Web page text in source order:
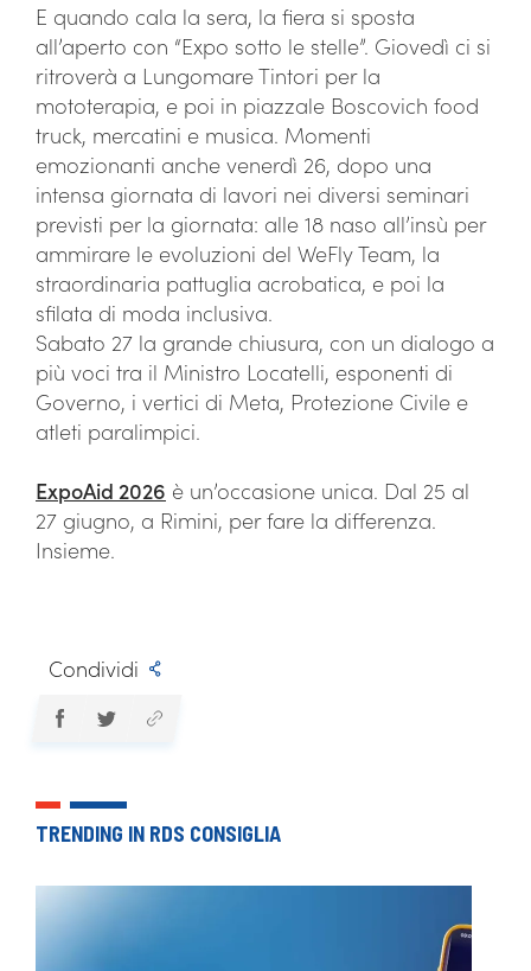
E quando cala la sera, la fiera si sposta
all’aperto con “Expo sotto le stelle”. Giovedì ci si
ritroverà a Lungomare Tintori per la
mototerapia, e poi in piazzale Boscovich food
truck, mercatini e musica. Momenti
emozionanti anche venerdì 26, dopo una
intensa giornata di lavori nei diversi seminari
previsti per la giornata: alle 18 naso all’insù per
ammirare le evoluzioni del WeFly Team, la
straordinaria pattuglia acrobatica, e poi la
sfilata di moda inclusiva.
Sabato 27 la grande chiusura, con un dialogo a
più voci tra il Ministro Locatelli, esponenti di
Governo, i vertici di Meta, Protezione Civile e
atleti paralimpici.
ExpoAid 2026 è un’occasione unica. Dal 25 al
27 giugno, a Rimini, per fare la differenza.
Insieme.
Condividi
TRENDING IN RDS CONSIGLIA